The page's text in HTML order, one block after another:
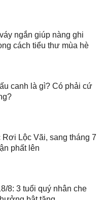
ngắn giúp nàng ghi
cách tiểu thư mùa hè
canh là gì? Có phải cứ
Rơi Lộc Vãi, sang tháng 7
phất lên
8: 3 tuổi quý nhân che